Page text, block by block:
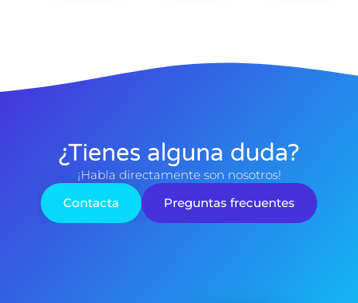
¿Tienes alguna duda?
¡Habla directamente son nosotros!
Contacta
Preguntas frecuentes